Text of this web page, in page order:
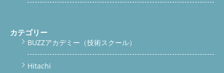
カテゴリー
BUZZアカデミー（技術スクール）
Hitachi